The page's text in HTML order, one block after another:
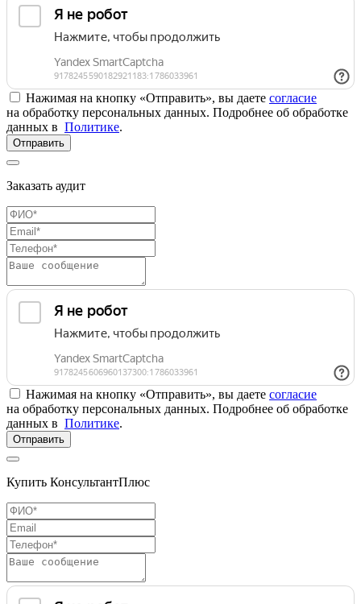
Нажимая на кнопку «Отправить», вы даете согласие
на обработку персональных данных. Подробнее об обработке
данных в Политике.
Отправить
Заказать аудит
Нажимая на кнопку «Отправить», вы даете согласие
на обработку персональных данных. Подробнее об обработке
данных в Политике.
Отправить
Купить КонсультантПлюс